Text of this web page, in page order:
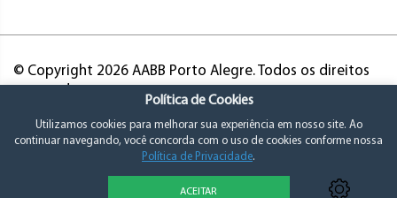
© Copyright 2026 AABB Porto Alegre. Todos os direitos
Política de Cookies
Utilizamos cookies para melhorar sua experiência em nosso site. Ao
continuar navegando, você concorda com o uso de cookies conforme nossa
Política de Privacidade.
ACEITAR